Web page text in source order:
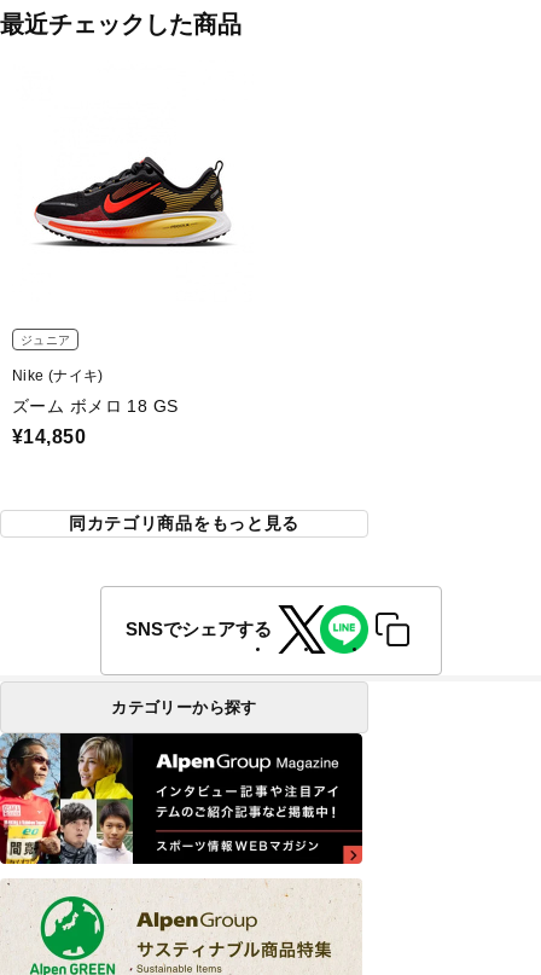
最近チェックした商品
ジュニア
Nike (ナイキ)
ズーム ボメロ 18 GS
¥14,850
同カテゴリ商品をもっと見る
SNSでシェアする
カテゴリーから探す